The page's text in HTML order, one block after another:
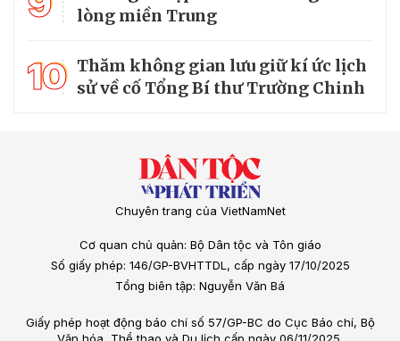
lòng miền Trung
10 Thăm không gian lưu giữ kí ức lịch
sử về cố Tổng Bí thư Trường Chinh
Chuyên trang của VietNamNet
Cơ quan chủ quản: Bộ Dân tộc và Tôn giáo
Số giấy phép: 146/GP-BVHTTDL, cấp ngày 17/10/2025
Tổng biên tập: Nguyễn Văn Bá
Giấy phép hoạt động báo chí số 57/GP-BC do Cục Báo chí, Bộ